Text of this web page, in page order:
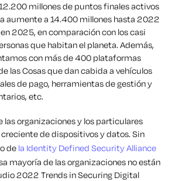
millones de puntos finales activos
aumente a 14.400 millones hasta 2022
2025, en comparación con los casi
que habitan el planeta. Además,
con más de 400 plataformas
las Cosas que dan cabida a vehículos
de pago, herramientas de gestión y
etc.
las organizaciones y los particulares
de dispositivos y datos. Sin
de la Identity Defined Security Alliance
mayoría de las organizaciones no están
2022 Trends in Securing Digital